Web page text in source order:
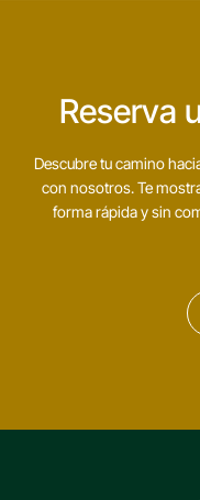
Reserva
Descubre tu camino
con nosotros. Te
forma rápida y sin